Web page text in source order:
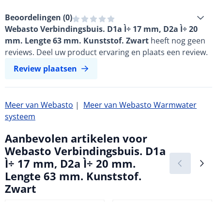
Beoordelingen (0)
Webasto Verbindingsbuis. D1a Ì÷ 17 mm, D2a Ì÷ 20
mm. Lengte 63 mm. Kunststof. Zwart heeft nog geen
reviews. Deel uw product ervaring en plaats een review.
Review plaatsen
Meer van Webasto | Meer van Webasto Warmwater
systeem
Aanbevolen artikelen voor
Webasto Verbindingsbuis. D1a
Ì÷ 17 mm, D2a Ì÷ 20 mm.
Lengte 63 mm. Kunststof.
Zwart